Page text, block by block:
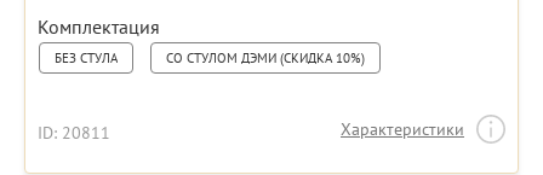
Комплектация
БЕЗ СТУЛА СО СТУЛОМ ДЭМИ (СКИДКА 10%)
ID: 20811 Характеристики